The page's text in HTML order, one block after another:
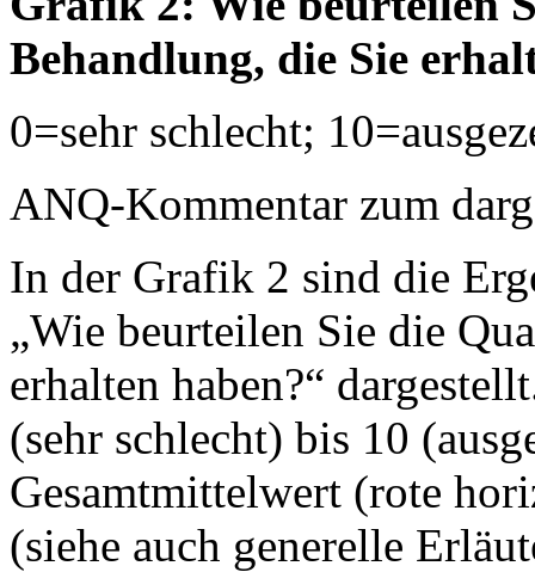
Behandlung, die Sie
0=sehr schlecht;
ANQ-Kommentar zum
In der Grafik 2 sind die
„Wie beurteilen Sie die
erhalten haben?“
(sehr schlecht) bis 10
Gesamtmittelwert (rote
(siehe auch generelle